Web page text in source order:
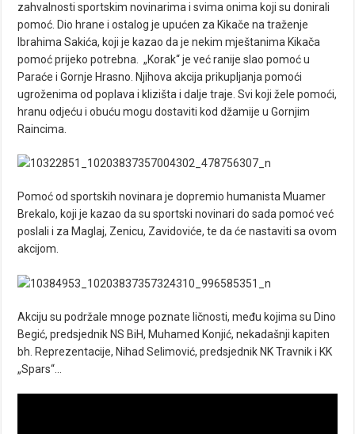
zahvalnosti sportskim novinarima i svima onima koji su donirali
pomoć. Dio hrane i ostalog je upućen za Kikače na traženje
Ibrahima Sakića, koji je kazao da je nekim mještanima Kikača
pomoć prijeko potrebna. „Korak“ je već ranije slao pomoć u
Paraće i Gornje Hrasno. Njihova akcija prikupljanja pomoći
ugroženima od poplava i klizišta i dalje traje. Svi koji žele pomoći,
hranu odjeću i obuću mogu dostaviti kod džamije u Gornjim
Raincima.
Pomoć od sportskih novinara je dopremio humanista Muamer
Brekalo, koji je kazao da su sportski novinari do sada pomoć već
poslali i za Maglaj, Zenicu, Zavidoviće, te da će nastaviti sa ovom
akcijom.
Akciju su podržale mnoge poznate ličnosti, među kojima su Dino
Begić, predsjednik NS BiH, Muhamed Konjić, nekadašnji kapiten
bh. Reprezentacije, Nihad Selimović, predsjednik NK Travnik i KK
„Spars“…